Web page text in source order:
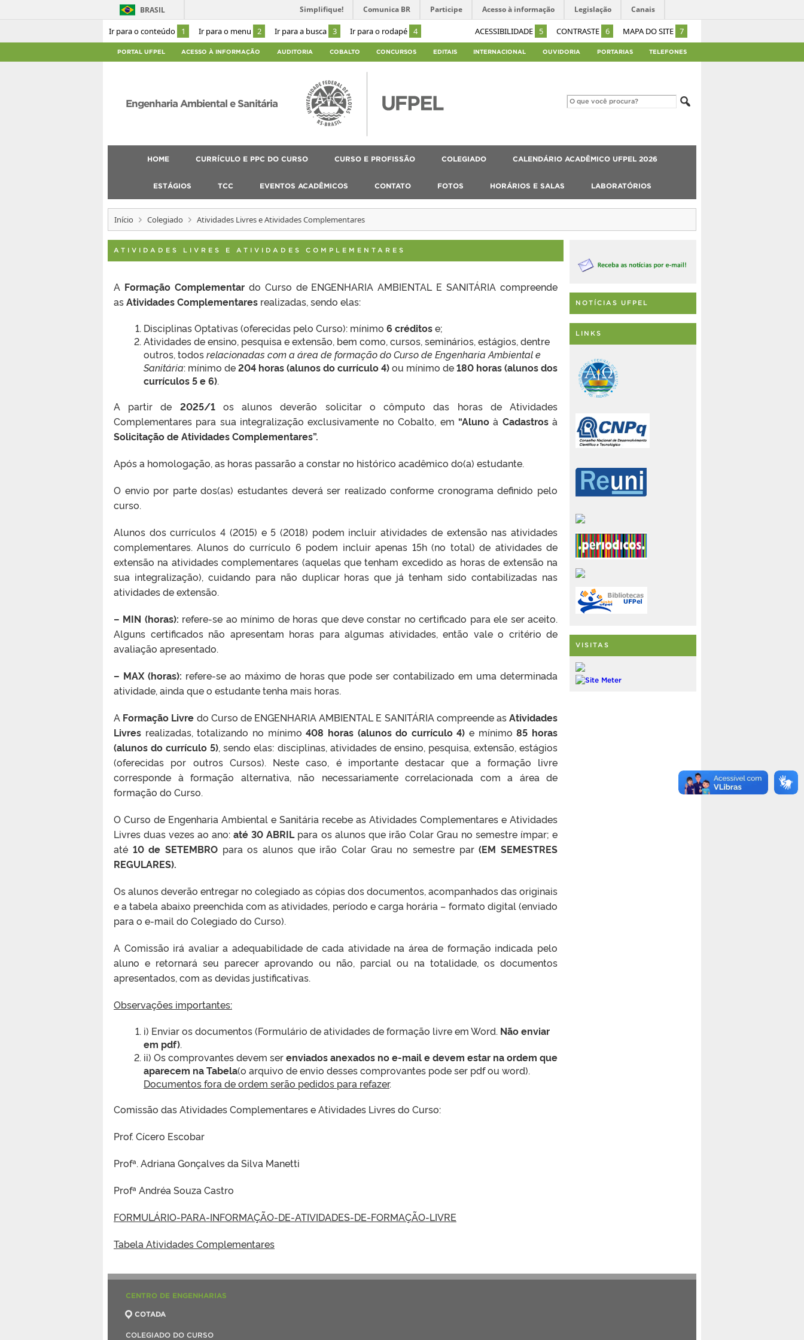
Ir para o conteúdo 1 Ir para o menu 2 Ir para a busca 3 Ir para o rodapé 4 ACESSIBILIDADE 5 CONTRASTE 6 MAPA DO SITE 7
BRASIL Simplifique! Comunica BR Participe Acesso à informação Legislação Canais
PORTAL UFPEL ACESSO À INFORMAÇÃO AUDITORIA COBALTO CONCURSOS EDITAIS INTERNACIONAL OUVIDORIA PORTARIAS TELEFONES
Engenharia Ambiental e Sanitária
HOME CURRÍCULO E PPC DO CURSO CURSO E PROFISSÃO COLEGIADO CALENDÁRIO ACADÊMICO UFPEL 2026
ESTÁGIOS TCC EVENTOS ACADÊMICOS CONTATO FOTOS HORÁRIOS E SALAS LABORATÓRIOS
Início Colegiado Atividades Livres e Atividades Complementares
ATIVIDADES LIVRES E ATIVIDADES COMPLEMENTARES
A Formação Complementar do Curso de ENGENHARIA AMBIENTAL E SANITÁRIA compreende
asAtividades Complementares realizadas, sendo elas:
Disciplinas Optativas (oferecidas pelo Curso): mínimo 6 créditose;
Atividades de ensino, pesquisa e extensão, bem como, cursos, seminários, estágios, dentre
outros, todosrelacionadas com a área de formação do Curso de Engenharia Ambiental e
Sanitária: mínimo de204 horas (alunos do currículo 4)ou mínimo de180 horas (alunos dos
currículos 5 e 6).
A partir de 2025/1 os alunos deverão solicitar o cômputo das horas de Atividades
Complementares para sua integralização exclusivamente no Cobalto, em “Alunoà Cadastrosà
Solicitação de Atividades Complementares”.
Após a homologação, as horas passarão a constar no histórico acadêmico do(a) estudante.
O envio por parte dos(as) estudantes deverá ser realizado conforme cronograma definido pelo
curso.
Alunos dos currículos 4 (2015) e 5 (2018) podem incluir atividades de extensão nas atividades
complementares. Alunos do currículo 6 podem incluir apenas 15h (no total) de atividades de
extensão na atividades complementares (aquelas que tenham excedido as horas de extensão na
sua integralização), cuidando para não duplicar horas que já tenham sido contabilizadas nas
atividades de extensão.
– MIN (horas): refere-se ao mínimo de horas que deve constar no certificado para ele ser aceito.
Alguns certificados não apresentam horas para algumas atividades, então vale o critério de
avaliação apresentado.
– MAX (horas): refere-se ao máximo de horas que pode ser contabilizado em uma determinada
atividade, ainda que o estudante tenha mais horas.
A Formação Livre do Curso de ENGENHARIA AMBIENTAL E SANITÁRIA compreende asAtividades
Livres realizadas, totalizando no mínimo408 horas (alunos do currículo 4)e mínimo 85 horas
(alunos do currículo 5), sendo elas: disciplinas, atividades de ensino, pesquisa, extensão, estágios
(oferecidas por outros Cursos). Neste caso, é importante destacar que a formação livre
corresponde à formação alternativa, não necessariamente correlacionada com a área de
formação do Curso.
O Curso de Engenharia Ambiental e Sanitária recebe as Atividades Complementares e Atividades
Livres duas vezes ao ano:até 30 ABRILpara os alunos que irão Colar Grau no semestre ímpar; e
até 10 de SETEMBRO para os alunos que irão Colar Grau no semestre par(EM SEMESTRES
REGULARES).
Os alunos deverão entregar no colegiado as cópias dos documentos, acompanhados das originais
e a tabela abaixo preenchida com as atividades, período e carga horária – formato digital (enviado
para o e-mail do Colegiado do Curso).
A Comissão irá avaliar a adequabilidade de cada atividade na área de formação indicada pelo
aluno e retornará seu parecer aprovando ou não, parcial ou na totalidade, os documentos
apresentados, com as devidas justificativas.
Observações importantes:
i) Enviar os documentos (Formulário de atividades de formação livre em Word. Não enviar
em pdf).
ii) Os comprovantes devem serenviados anexados no e-maile devem estar na ordem que
aparecem na Tabela(o arquivo de envio desses comprovantes pode ser pdf ou word).
Documentos fora de ordem serão pedidos para refazer.
Comissão das Atividades Complementares e Atividades Livres do Curso:
Prof. Cícero Escobar
Profª. Adriana Gonçalves da Silva Manetti
Profª Andréa Souza Castro
FORMULÁRIO-PARA-INFORMAÇÃO-DE-ATIVIDADES-DE-FORMAÇÃO-LIVRE
Tabela Atividades Complementares
NOTÍCIAS UFPEL
LINKS
VISITAS
CENTRO DE ENGENHARIAS
COTADA
COLEGIADO DO CURSO